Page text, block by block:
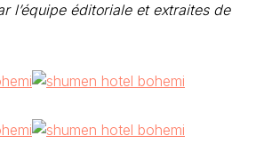
l’équipe éditoriale et extraites de